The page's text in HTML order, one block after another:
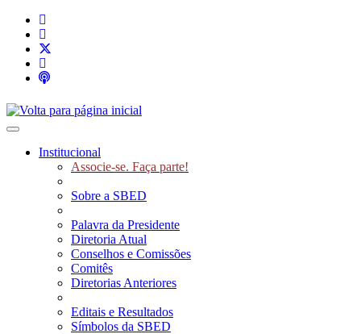
Toggle navigation
Institucional
Associe-se. Faça parte!
Sobre a SBED
Palavra da Presidente
Diretoria Atual
Conselhos e Comissões
Comitês
Diretorias Anteriores
Editais e Resultados
Símbolos da SBED